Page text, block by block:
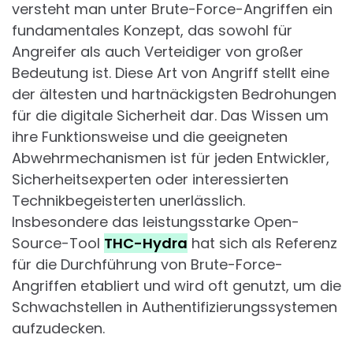
versteht man unter Brute-Force-Angriffen ein
fundamentales Konzept, das sowohl für
Angreifer als auch Verteidiger von großer
Bedeutung ist. Diese Art von Angriff stellt eine
der ältesten und hartnäckigsten Bedrohungen
für die digitale Sicherheit dar. Das Wissen um
ihre Funktionsweise und die geeigneten
Abwehrmechanismen ist für jeden Entwickler,
Sicherheitsexperten oder interessierten
Technikbegeisterten unerlässlich.
Insbesondere das leistungsstarke Open-
Source-Tool THC-Hydra hat sich als Referenz
für die Durchführung von Brute-Force-
Angriffen etabliert und wird oft genutzt, um die
Schwachstellen in Authentifizierungssystemen
aufzudecken.